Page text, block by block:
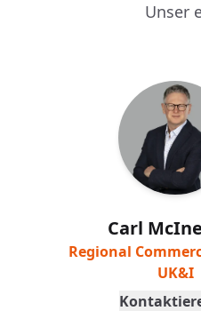
Unser
Carl
Regional
UK&I